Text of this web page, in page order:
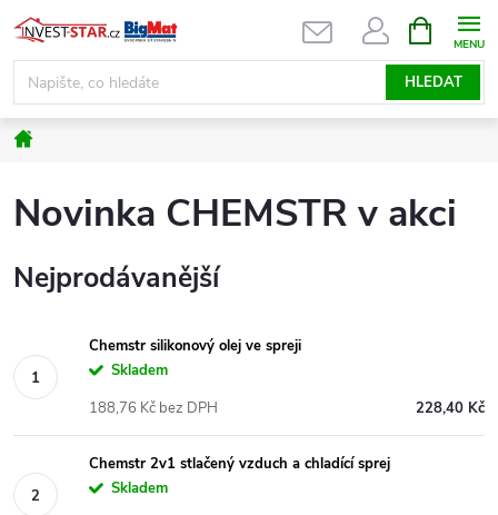
Přejít
na
obsah
HLEDAT
NÁKUPNÍ
KOŠÍK
Domů
Novinka CHEMSTR v akci
Nejprodávanější
Chemstr silikonový olej ve spreji
Skladem
228,40 Kč
188,76 Kč bez DPH
Chemstr 2v1 stlačený vzduch a chladící sprej
Skladem